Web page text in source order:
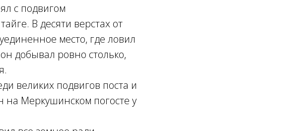
с подвигом
В десяти верстах от
место, где ловил
добывал ровно столько,
великих подвигов поста и
на Меркушинском погосте у